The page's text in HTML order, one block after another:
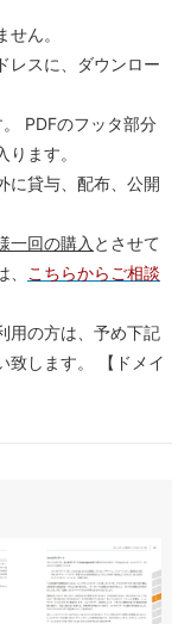
ん。
レスに、ダウンロー
PDFのフッタ部分
ます。
に貸与、配布、公開
一回の購入 とさせて
こちらからご相談
用の方は、予め下記
致します。 【ドメイ